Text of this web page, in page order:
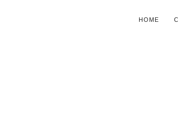
HOME